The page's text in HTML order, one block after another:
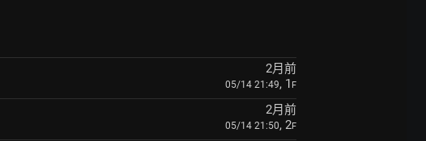
2月前
05/14 21:49, 1 F
2月前
05/14 21:50, 2F